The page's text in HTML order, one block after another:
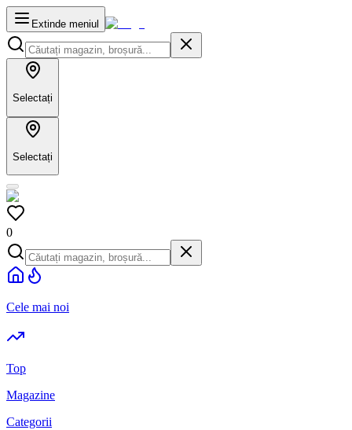
Extinde meniul
Selectați
Selectați
0
Cele mai noi
Top
Magazine
Categorii